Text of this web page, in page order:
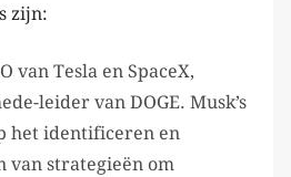
zijn:
van Tesla en SpaceX,
leider van DOGE. Musk’s
het identificeren en
van strategieën om